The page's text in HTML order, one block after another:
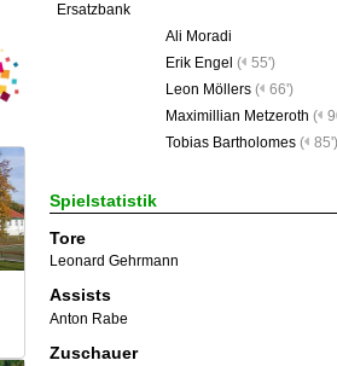
Ersatzbank
Ali Moradi
Erik Engel ( 55')
Leon Möllers ( 66')
Maximillian Metzeroth (
Tobias Bartholomes ( 85')
Spielstatistik
Tore
Leonard Gehrmann
Assists
Anton Rabe
Zuschauer